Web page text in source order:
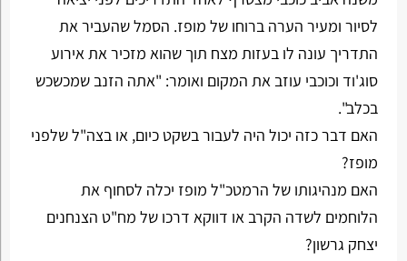
לסיור ומעיר הערה ברוחו של מופז. הסמל שהעביר את
התדריך עונה לו בעזות מצח תוך שהוא מזכיר את אירוע
סוג'וד וכוכבי עוזב את המקום ואומר: "אתה הזנב שמכשכש
בכלב".
האם דבר כזה יכול היה לעבור בשקט כיום, או בצה"ל שלפני
מופז?
האם מנהיגותו של הרמטכ"ל מופז יכלה לסחוף את
הלוחמים לשדה הקרב או דווקא דרכו של מח"ט הצנחנים
יצחק גרשון?